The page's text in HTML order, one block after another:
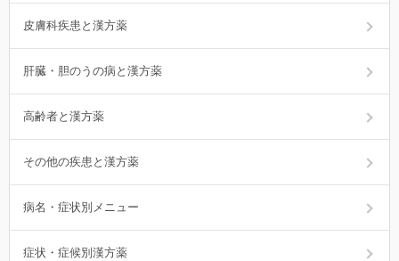
皮膚科疾患と漢方薬
肝臓・胆のうの病と漢方薬
高齢者と漢方薬
その他の疾患と漢方薬
病名・症状別メニュー
症状・症候別漢方薬